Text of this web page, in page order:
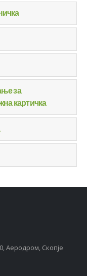
за
картичка
Аеродром, Скопје